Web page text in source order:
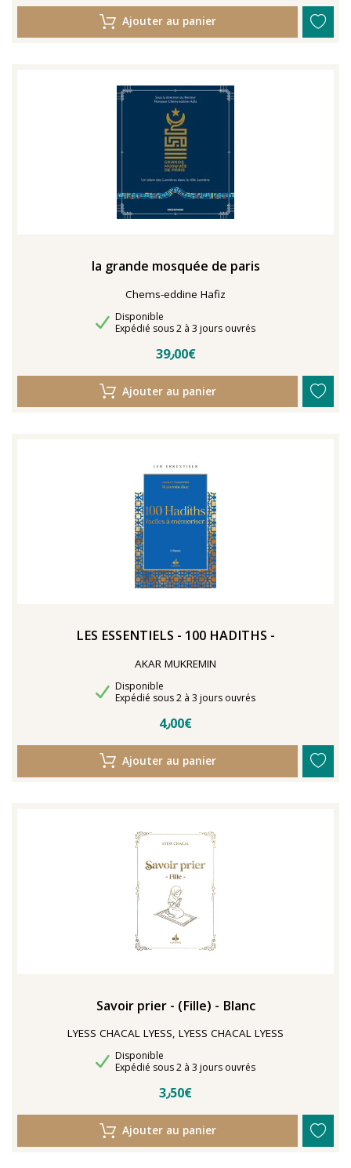
Ajouter au panier
la grande mosquée de paris
Chems-eddine Hafiz
Disponibilité
Disponible
Délais de livraison
Expédié sous 2 à 3 jours ouvrés
39٫00€
Ajouter au panier
LES ESSENTIELS - 100 HADITHS -
AKAR MUKREMIN
Disponibilité
Disponible
Délais de livraison
Expédié sous 2 à 3 jours ouvrés
4٫00€
Ajouter au panier
Savoir prier - (Fille) - Blanc
LYESS CHACAL LYESS, LYESS CHACAL LYESS
Disponibilité
Disponible
Délais de livraison
Expédié sous 2 à 3 jours ouvrés
3٫50€
Ajouter au panier